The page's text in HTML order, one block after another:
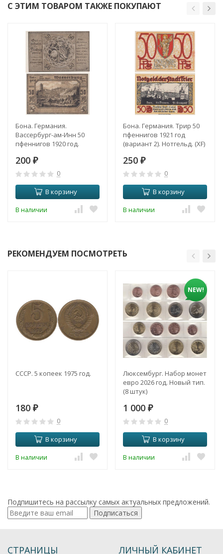
С ЭТИМ ТОВАРОМ ТАКЖЕ ПОКУПАЮТ
Бона. Германия.
Вассербург-ам-Инн 50
пфеннигов 1920 год.
200 ₽
0
В корзину
В наличии
Бона. Германия. Трир 50
пфеннигов 1921 год
(вариант 2). Нотгельд. (XF)
250 ₽
0
В корзину
В наличии
РЕКОМЕНДУЕМ ПОСМОТРЕТЬ
СССР. 5 копеек 1975 год.
180 ₽
0
В корзину
В наличии
NEW!
Люксембург. Набор монет
евро 2026 год. Новый тип.
(8 штук)
1 000 ₽
0
В корзину
В наличии
Подпишитесь на рассылку самых актуальных предложений.
Подписаться
СТРАНИЦЫ ЛИЧНЫЙ КАБИНЕТ